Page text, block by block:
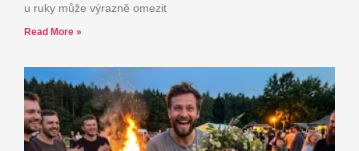
u ruky může výrazně omezit
Read More »